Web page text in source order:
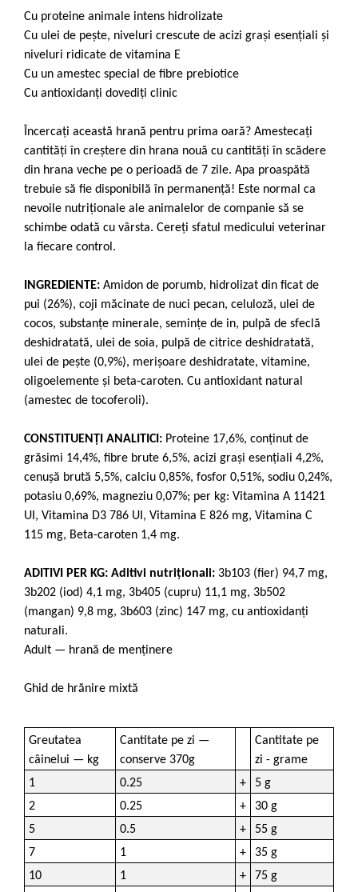
Cu proteine animale intens hidrolizate
Cu ulei de peşte, niveluri crescute de acizi graşi esenţiali și
niveluri ridicate de vitamina E
Cu un amestec special de fibre prebiotice
Cu antioxidanţi dovediţi clinic
Încercați această hrană pentru prima oară? Amestecați
cantități în creștere din hrana nouă cu cantități în scădere
din hrana veche pe o perioadă de 7 zile. Apa proaspătă
trebuie să fie disponibilă în permanență! Este normal ca
nevoile nutriționale ale animalelor de companie să se
schimbe odată cu vârsta. Cereți sfatul medicului veterinar
la fiecare control.
INGREDIENTE: Amidon de porumb, hidrolizat din ficat de
pui (26%), coji măcinate de nuci pecan, celuloză, ulei de
cocos, substanţe minerale, seminţe de in, pulpă de sfeclă
deshidratată, ulei de soia, pulpă de citrice deshidratată,
ulei de peşte (0,9%), merişoare deshidratate, vitamine,
oligoelemente şi beta-caroten. Cu antioxidant natural
(amestec de tocoferoli).
CONSTITUENŢI ANALITICI: Proteine 17,6%, conţinut de
grăsimi 14,4%, fibre brute 6,5%, acizi graşi esenţiali 4,2%,
cenuşă brută 5,5%, calciu 0,85%, fosfor 0,51%, sodiu 0,24%,
potasiu 0,69%, magneziu 0,07%; per kg: Vitamina A 11421
UI, Vitamina D3 786 UI, Vitamina E 826 mg, Vitamina C
115 mg, Beta-caroten 1,4 mg.
ADITIVI PER KG: Aditivi nutriţionali: 3b103 (fier) 94,7 mg,
3b202 (iod) 4,1 mg, 3b405 (cupru) 11,1 mg, 3b502
(mangan) 9,8 mg, 3b603 (zinc) 147 mg, cu antioxidanţi
naturali.
Adult — hrană de menținere
Ghid de hrănire mixtă
Greutatea
câinelui — kg
Cantitate pe zi —
conserve 370g
Cantitate pe
zi - grame
1
0.25 +
5 g
2
0.25 +
30 g
5
0.5 +
55 g
7
1 +
35 g
10
1 +
75 g